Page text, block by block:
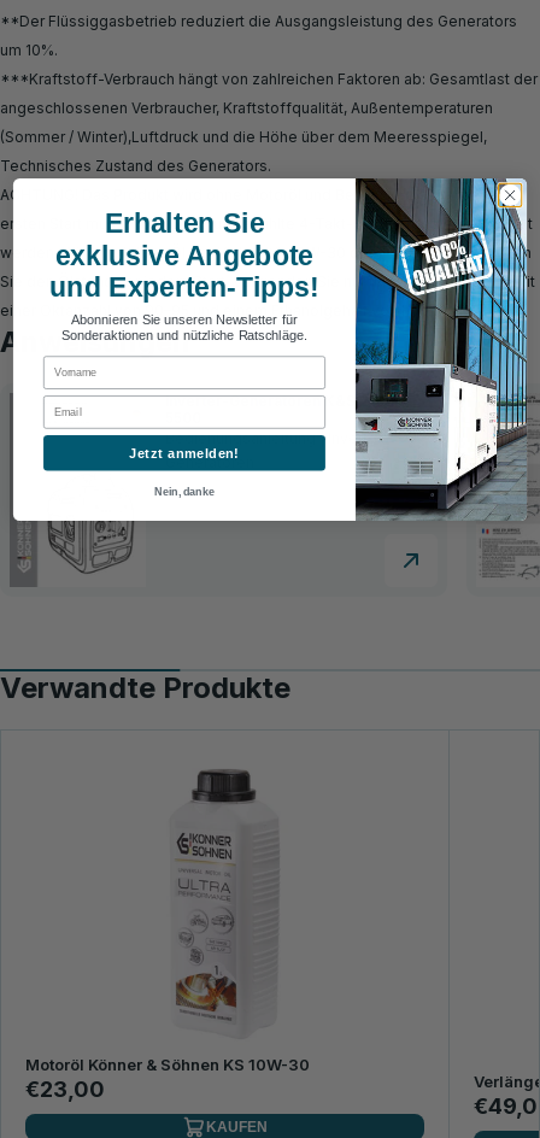
**Der Flüssiggasbetrieb reduziert die Ausgangsleistung des Generators
um 10%.
***Kraftstoff-Verbrauch hängt von zahlreichen Faktoren ab: Gesamtlast der
angeschlossenen Verbraucher, Kraftstoffqualität, Außentemperaturen
(Sommer / Winter),Luftdruck und die Höhe über dem Meeresspiegel,
Technisches Zustand des Generators.
ACHTUNG! Das Produkt wird ohne Motoröl und Benzin verkauft. Vor dem
ersten Start muss Motoröl für luftgekühlte 4-Takt-Benzinmotoren eingefüllt
werden. Wir empfehlen Öl der Viskosität 10W-30 oder 10W-40. Überprüfen
Sie den Ölstand vor jedem Start. Verwenden Sie nur unverbleites Benzin mit
einer Oktanzahl von 90–95 und einem Ethanolgehalt von höchstens 10 %.
Anweisungen
Inverter-Generatoren K&S 2100-
Bedienungsanleitung | Inverter-
Generatoren
Verwandte Produkte
Motoröl Könner & Söhnen KS 10W-30
€23,00
KAUFEN
Erhalten Sie
exklusive Angebote
und Experten-Tipps!
Abonnieren Sie unseren Newsletter für
Sonderaktionen und nützliche Ratschläge.
First Name
Email
Jetzt anmelden!
Nein, danke